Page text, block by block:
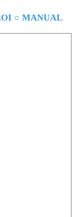
○ MANUAL